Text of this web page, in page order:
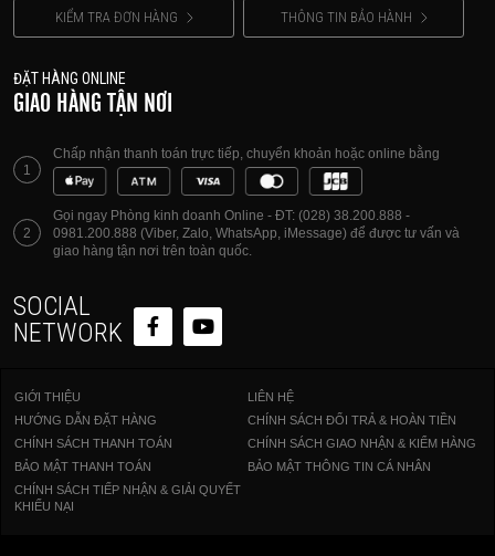
KIỂM TRA ĐƠN HÀNG THÔNG TIN BẢO HÀNH
ĐẶT HÀNG ONLINE
GIAO HÀNG TẬN NƠI
1
Chấp nhận thanh toán trực tiếp, chuyển khoản hoặc online bằng
2
Gọi ngay Phòng kinh doanh Online - ĐT: (028) 38.200.888 -
0981.200.888 (Viber, Zalo, WhatsApp, iMessage) để được tư vấn và
giao hàng tận nơi trên toàn quốc.
SOCIAL
NETWORK
GIỚI THIỆU
LIÊN HỆ
HƯỚNG DẪN ĐẶT HÀNG
CHÍNH SÁCH ĐỔI TRẢ & HOÀN TIỀN
CHÍNH SÁCH THANH TOÁN
CHÍNH SÁCH GIAO NHẬN & KIỂM HÀNG
BẢO MẬT THANH TOÁN
BẢO MẬT THÔNG TIN CÁ NHÂN
CHÍNH SÁCH TIẾP NHẬN & GIẢI QUYẾT
KHIẾU NẠI